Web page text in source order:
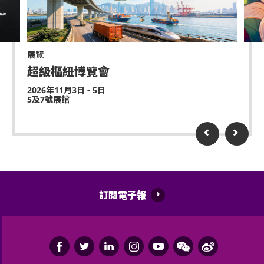
協助入座，請在節目前致電亞洲國際博覽館(+852-
3606 8888)以便預先安排。亦請輪椅人士提早到達演
出場地，以便場館職員安排順利入座。持票的輪椅人
士若需要場館職員協助入座，請在節目前致電亞洲國
際博覽館(+852-3606 8888)以便預先安排。亦請輪椅
人士提早到達演出場地，以便場館職員安排順利入
座。
員。
不許進行人群沖浪、坐在肩膀上、猛烈碰撞、有身體
撞擊的舞蹈或任何有攻擊性行為。違規者會被邀請離
場。
嚴禁炒賣門票。門票如已被使用或轉售、分享予他人
或作其他商業用途，亞洲國際博覽館管理有限公司及
遲到者或被安排於適當時候方可進場，惟不能保證遲
的導盲犬外，所有人士均不得攜帶任何動物進入場
持票人士使用門票時將被視為同意遵守及接受亞洲國
際博覽館、主辦機構及其官方票務之可適用條款及細
展覽
超級樞紐博覽會
2026年11月3日 - 5日
5及7號展館
訂閱電子報